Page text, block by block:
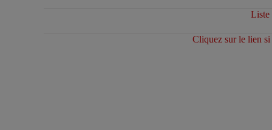
Liste
Cliquez sur le lien